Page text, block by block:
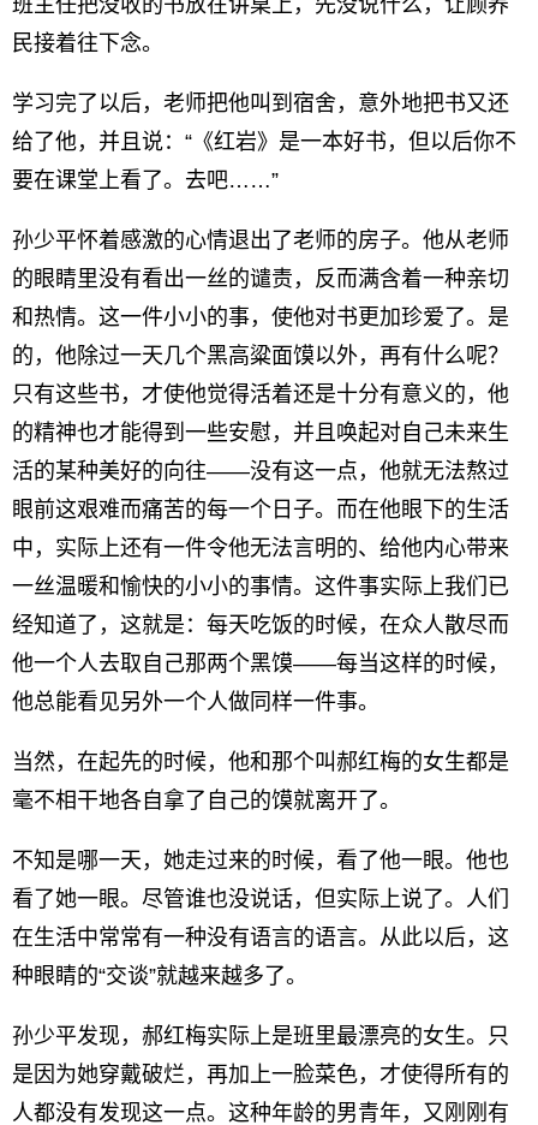
班主任把没收的书放在讲桌上，先没说什么，让顾养
民接着往下念。
学习完了以后，老师把他叫到宿舍，意外地把书又还
给了他，并且说：“《红岩》是一本好书，但以后你不
要在课堂上看了。去吧……”
孙少平怀着感激的心情退出了老师的房子。他从老师
的眼睛里没有看出一丝的谴责，反而满含着一种亲切
和热情。这一件小小的事，使他对书更加珍爱了。是
的，他除过一天几个黑高粱面馍以外，再有什么呢？
只有这些书，才使他觉得活着还是十分有意义的，他
的精神也才能得到一些安慰，并且唤起对自己未来生
活的某种美好的向往——没有这一点，他就无法熬过
眼前这艰难而痛苦的每一个日子。而在他眼下的生活
中，实际上还有一件令他无法言明的、给他内心带来
一丝温暖和愉快的小小的事情。这件事实际上我们已
经知道了，这就是：每天吃饭的时候，在众人散尽而
他一个人去取自己那两个黑馍——每当这样的时候，
他总能看见另外一个人做同样一件事。
当然，在起先的时候，他和那个叫郝红梅的女生都是
毫不相干地各自拿了自己的馍就离开了。
不知是哪一天，她走过来的时候，看了他一眼。他也
看了她一眼。尽管谁也没说话，但实际上说了。人们
在生活中常常有一种没有语言的语言。从此以后，这
种眼睛的“交谈”就越来越多了。
孙少平发现，郝红梅实际上是班里最漂亮的女生。只
是因为她穿戴破烂，再加上一脸菜色，才使得所有的
人都没有发现这一点。这种年龄的男青年，又刚刚有